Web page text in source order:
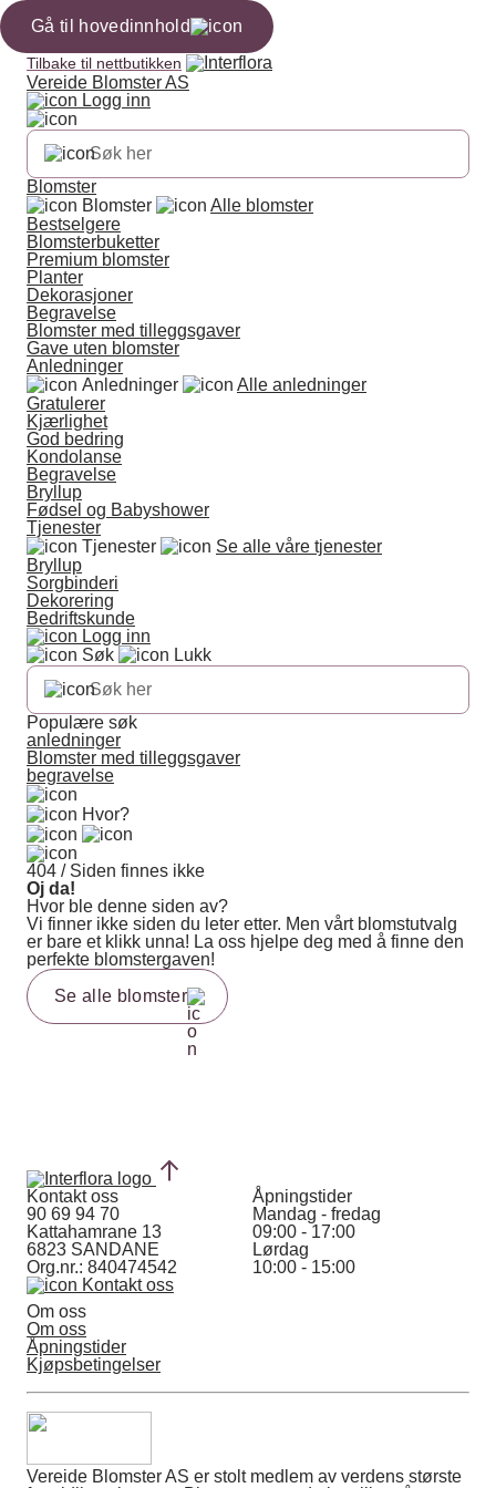
Gå til hovedinnhold
Tilbake til nettbutikken
Vereide Blomster AS
Logg inn
Blomster
Blomster
Alle blomster
Bestselgere
Blomsterbuketter
Premium blomster
Planter
Dekorasjoner
Begravelse
Blomster med tilleggsgaver
Gave uten blomster
Anledninger
Anledninger
Alle anledninger
Gratulerer
Kjærlighet
God bedring
Kondolanse
Begravelse
Bryllup
Fødsel og Babyshower
Tjenester
Tjenester
Se alle våre tjenester
Bryllup
Sorgbinderi
Dekorering
Bedriftskunde
Logg inn
Søk
Lukk
Populære søk
anledninger
Blomster med tilleggsgaver
begravelse
Hvor?
404 / Siden finnes ikke
Oj da!
Hvor ble denne siden av?
Vi finner ikke siden du leter etter. Men vårt blomstutvalg
er bare et klikk unna! La oss hjelpe deg med å finne den
perfekte blomstergaven!
Se alle blomster
Kontakt oss
90 69 94 70
Kattahamrane 13
6823 SANDANE
Org.nr.: 840474542
Kontakt oss
Åpningstider
Mandag - fredag
09:00 - 17:00
Lørdag
10:00 - 15:00
Om oss
Om oss
Åpningstider
Kjøpsbetingelser
Vereide Blomster AS er stolt medlem av verdens største